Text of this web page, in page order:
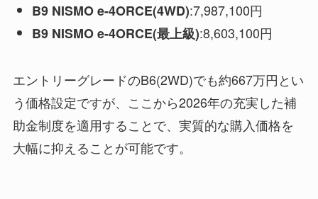
B9 NISMO e-4ORCE(4WD):7,987,100円
B9 NISMO e-4ORCE(最上級):8,603,100円
エントリーグレードのB6(2WD)でも約667万円とい
う価格設定ですが、ここから2026年の充実した補
助金制度を適用することで、実質的な購入価格を
大幅に抑えることが可能です。